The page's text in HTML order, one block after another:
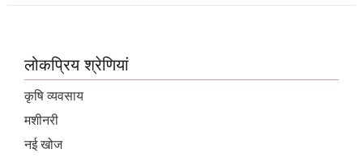
लोकप्रिय श्रेणियां
कृषि व्यवसाय
मशीनरी
नई खोज